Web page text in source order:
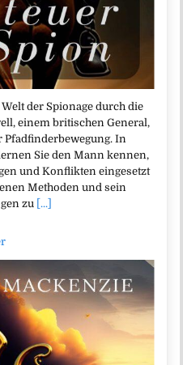
der Spionage durch die
einem britischen General,
In
Sie den Mann kennen,
und Konflikten eingesetzt
Methoden und sein
zu [...]